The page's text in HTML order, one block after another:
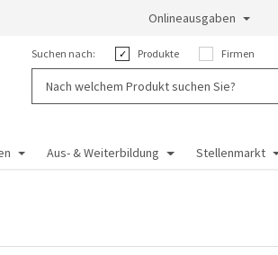
Onlineausgaben
Suchen nach: Produkte Firmen
Aus- & Weiterbildung Stellenmarkt